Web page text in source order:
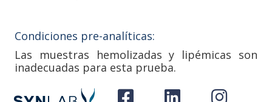
Condiciones pre-analíticas:
Las muestras hemolizadas y lipémicas son
inadecuadas para esta prueba.